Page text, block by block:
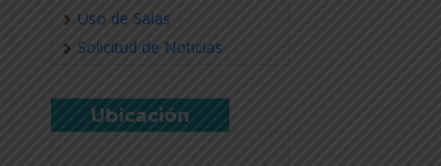
Uso de Salas
Solicitud de Noticias
Ubicación